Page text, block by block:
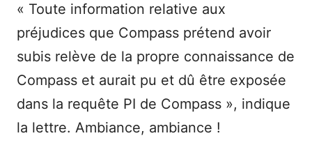
« Toute information relative aux
préjudices que Compass prétend avoir
subis relève de la propre connaissance de
Compass et aurait pu et dû être exposée
dans la requête PI de Compass », indique
la lettre. Ambiance, ambiance !